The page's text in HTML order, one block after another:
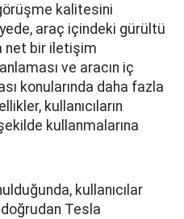
görüşme kalitesini
araç içindeki gürültü
net bir iletişim
ve aracın iç
konularında daha fazla
kullanıcıların
kullanmalarına
kullanıcılar
Tesla